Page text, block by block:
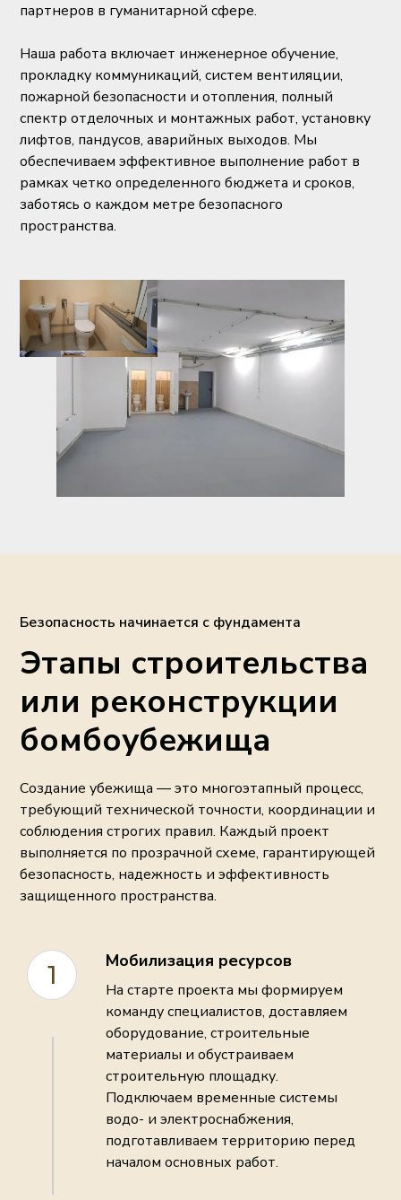
партнеров в гуманитарной сфере.
Наша работа включает инженерное обучение,
прокладку коммуникаций, систем вентиляции,
пожарной безопасности и отопления, полный
спектр отделочных и монтажных работ, установку
лифтов, пандусов, аварийных выходов. Мы
обеспечиваем эффективное выполнение работ в
рамках четко определенного бюджета и сроков,
заботясь о каждом метре безопасного
пространства.
Безопасность начинается с фундамента
Этапы строительства
или реконструкции
бомбоубежища
Создание убежища — это многоэтапный процесс,
требующий технической точности, координации и
соблюдения строгих правил. Каждый проект
выполняется по прозрачной схеме, гарантирующей
безопасность, надежность и эффективность
защищенного пространства.
1 Мобилизация ресурсов
На старте проекта мы формируем
команду специалистов, доставляем
оборудование, строительные
материалы и обустраиваем
строительную площадку.
Подключаем временные системы
водо- и электроснабжения,
подготавливаем территорию перед
началом основных работ.